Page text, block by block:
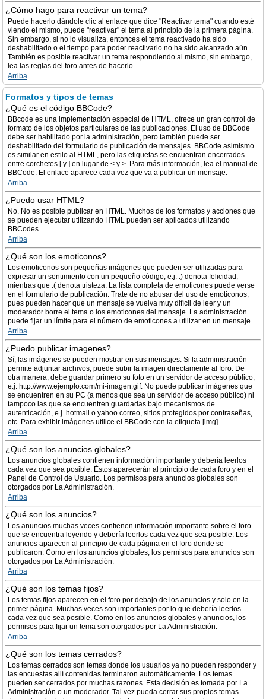
¿Cómo hago para reactivar un tema?
Puede hacerlo dándole clic al enlace que dice "Reactivar tema" cuando esté
viendo el mismo, puede "reactivar" el tema al principio de la primera página.
Sin embargo, si no lo visualiza, entonces el tema reactivado ha sido
deshabilitado o el tiempo para poder reactivarlo no ha sido alcanzado aún.
También es posible reactivar un tema respondiendo al mismo, sin embargo,
lea las reglas del foro antes de hacerlo.
Arriba
Formatos y tipos de temas
¿Qué es el código BBCode?
BBcode es una implementación especial de HTML, ofrece un gran control de
formato de los objetos particulares de las publicaciones. El uso de BBCode
debe ser habilitado por la administración, pero también puede ser
deshabilitado del formulario de publicación de mensajes. BBCode asimismo
es similar en estilo al HTML, pero las etiquetas se encuentran encerrados
entre corchetes [ y ] en lugar de < y >. Para más información, lea el manual de
BBCode. El enlace aparece cada vez que va a publicar un mensaje.
Arriba
¿Puedo usar HTML?
No. No es posible publicar en HTML. Muchos de los formatos y acciones que
se pueden ejecutar utilizando HTML pueden ser aplicados utilizando
BBCodes.
Arriba
¿Qué son los emoticonos?
Los emoticonos son pequeñas imágenes que pueden ser utilizadas para
expresar un sentimiento con un pequeño código, e.j. :) denota felicidad,
mientras que :( denota tristeza. La lista completa de emoticones puede verse
en el formulario de publicación. Trate de no abusar del uso de emoticonos,
pues pueden hacer que un mensaje se vuelva muy difícil de leer y un
moderador borre el tema o los emoticones del mensaje. La administración
puede fijar un límite para el número de emoticones a utilizar en un mensaje.
Arriba
¿Puedo publicar imagenes?
Sí, las imágenes se pueden mostrar en sus mensajes. Si la administración
permite adjuntar archivos, puede subir la imagen directamente al foro. De
otra manera, debe guardar primero su foto en un servidor de acceso público,
e.j. http://www.ejemplo.com/mi-imagen.gif. No puede publicar imágenes que
se encuentren en su PC (a menos que sea un servidor de acceso público) ni
tampoco las que se encuentren guardadas bajo mecanismos de
autenticación, e.j. hotmail o yahoo correo, sitios protegidos por contraseñas,
etc. Para exhibir imágenes utilice el BBCode con la etiqueta [img].
Arriba
¿Qué son los anuncios globales?
Los anuncios globales contienen información importante y debería leerlos
cada vez que sea posible. Éstos aparecerán al principio de cada foro y en el
Panel de Control de Usuario. Los permisos para anuncios globales son
otorgados por La Administración.
Arriba
¿Qué son los anuncios?
Los anuncios muchas veces contienen información importante sobre el foro
que se encuentra leyendo y debería leerlos cada vez que sea posible. Los
anuncios aparecen al principio de cada página en el foro donde se
publicaron. Como en los anuncios globales, los permisos para anuncios son
otorgados por La Administración.
Arriba
¿Qué son los temas fijos?
Los temas fijos aparecen en el foro por debajo de los anuncios y solo en la
primer página. Muchas veces son importantes por lo que debería leerlos
cada vez que sea posible. Como en los anuncios globales y anuncios, los
permisos para fijar un tema son otorgados por La Administración.
Arriba
¿Qué son los temas cerrados?
Los temas cerrados son temas donde los usuarios ya no pueden responder y
las encuestas allí contenidas terminaron automáticamente. Los temas
pueden ser cerrados por muchas razones. Esta decisión es tomada por La
Administración o un moderador. Tal vez pueda cerrar sus propios temas